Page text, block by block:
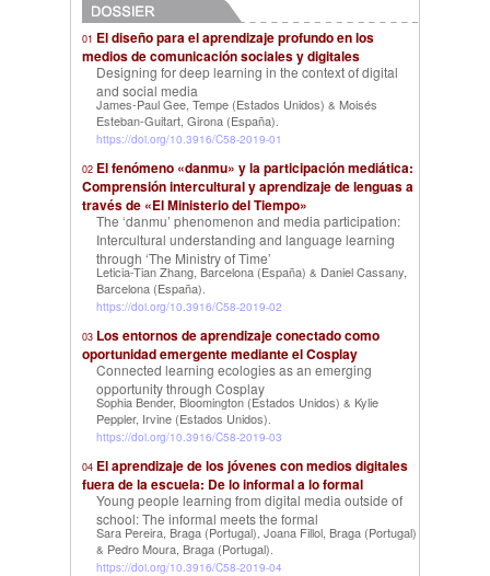
01 El diseño para el aprendizaje profundo en los
medios de comunicación sociales y digitales
Designing for deep learning in the context of digital
and social media
James-Paul Gee, Tempe (Estados Unidos) & Moisés
Esteban-Guitart, Girona (España).
https://doi.org/10.3916/C58-2019-01
02 El fenómeno «danmu» y la participación mediática:
Comprensión intercultural y aprendizaje de lenguas a
través de «El Ministerio del Tiempo»
The ‘danmu’ phenomenon and media participation:
Intercultural understanding and language learning
through ‘The Ministry of Time’
Leticia-Tian Zhang, Barcelona (España) & Daniel Cassany,
Barcelona (España).
https://doi.org/10.3916/C58-2019-02
03 Los entornos de aprendizaje conectado como
oportunidad emergente mediante el Cosplay
Connected learning ecologies as an emerging
opportunity through Cosplay
Sophia Bender, Bloomington (Estados Unidos) & Kylie
Peppler, Irvine (Estados Unidos).
https://doi.org/10.3916/C58-2019-03
04 El aprendizaje de los jóvenes con medios digitales
fuera de la escuela: De lo informal a lo formal
Young people learning from digital media outside of
school: The informal meets the formal
Sara Pereira, Braga (Portugal), Joana Fillol, Braga (Portugal)
& Pedro Moura, Braga (Portugal).
https://doi.org/10.3916/C58-2019-04